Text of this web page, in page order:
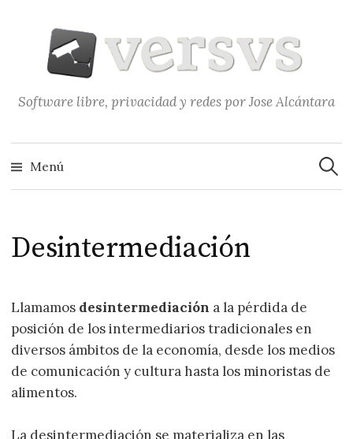
contenido
Software libre, privacidad y redes por Jose Alcántara
Menú
Desintermediación
Llamamos desintermediación a la pérdida de
posición de los intermediarios tradicionales en
diversos ámbitos de la economía, desde los medios
de comunicación y cultura hasta los minoristas de
alimentos.
La desintermediación se materializa en las